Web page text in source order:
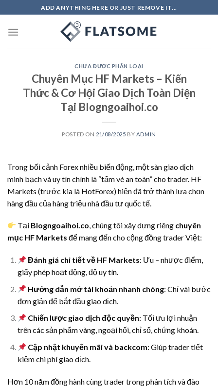
to
content
ADD ANYTHING HERE OR JUST REMOVE IT...
CHƯA ĐƯỢC PHÂN LOẠI
Chuyên Mục HF Markets – Kiến
Thức & Cơ Hội Giao Dịch Toàn Diện
Tại Blogngoaihoi.co
POSTED ON 21/08/2025 BY ADMIN
Trong bối cảnh Forex nhiều biến động, một sàn giao dịch
minh bạch và uy tín chính là “tấm vé an toàn” cho trader. HF
Markets (trước kia là HotForex) hiện đã trở thành lựa chọn
hàng đầu của hàng triệu nhà đầu tư quốc tế.
Tại Blogngoaihoi.co, chúng tôi xây dựng riêng chuyên
mục HF Markets để mang đến cho cộng đồng trader Việt:
Đánh giá chi tiết về HF Markets: Ưu – nhược điểm,
giấy phép hoạt động, độ uy tín.
Hướng dẫn mở tài khoản nhanh chóng: Chỉ vài bước
đơn giản để bắt đầu giao dịch.
Chiến lược giao dịch độc quyền: Tối ưu lợi nhuận
trên các sản phẩm vàng, ngoại hối, chỉ số, chứng khoán.
Cập nhật khuyến mãi và backcom: Giúp trader tiết
kiệm chi phí giao dịch.
Hơn 10 năm đồng hành cùng trader trong phân tích và đào